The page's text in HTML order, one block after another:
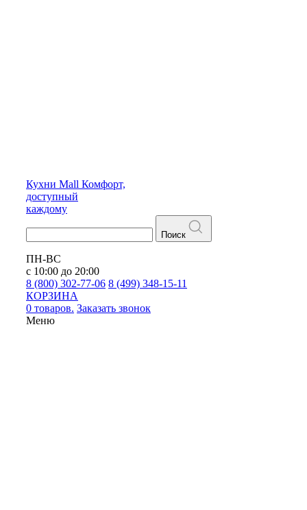
Кухни Mall Комфорт,
доступный
каждому
Поиск
ПН-ВС
с 10:00 до 20:00
8 (800) 302-77-06 8 (499) 348-15-11
КОРЗИНА
0 товаров. Заказать звонок
Меню